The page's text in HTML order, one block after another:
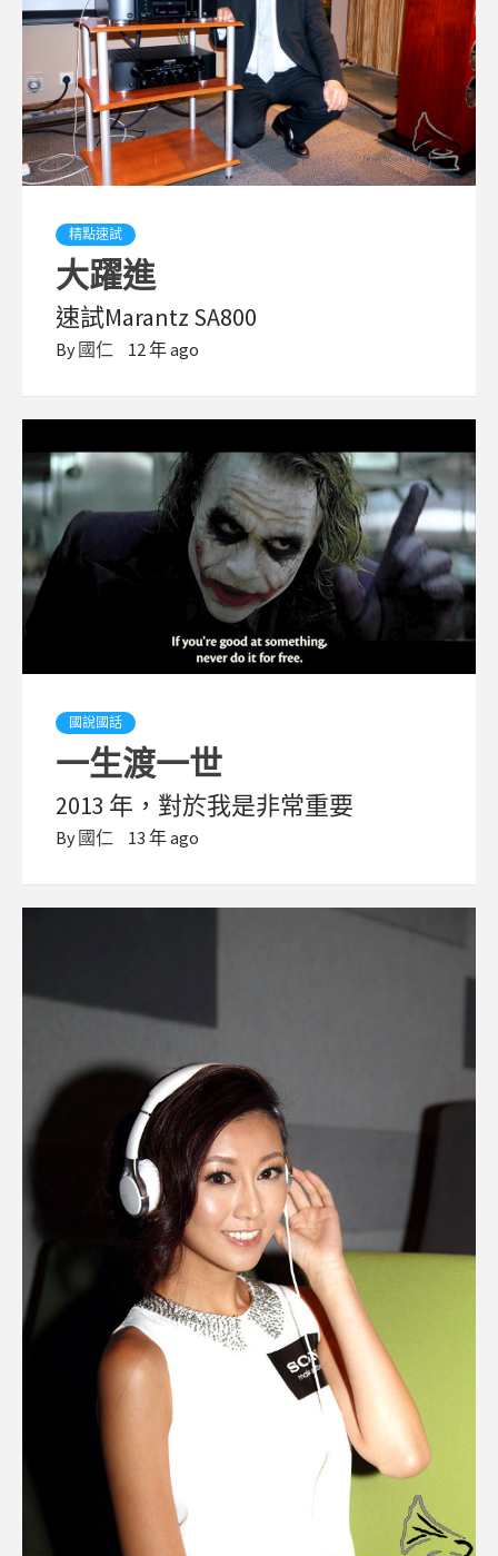
精點速試
大躍進
速試Marantz SA800
By 國仁 12 年 ago
國說國話
一生渡一世
2013 年，對於我是非常重要
By 國仁 13 年 ago